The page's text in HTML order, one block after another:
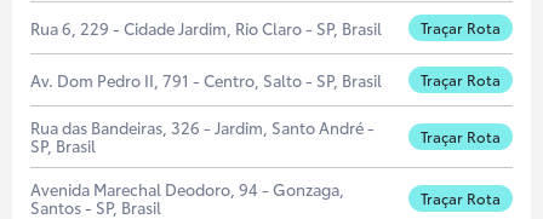
Rua 6, 229 - Cidade Jardim, Rio Claro - SP, Brasil Traçar Rota
Av. Dom Pedro II, 791 - Centro, Salto - SP, Brasil Traçar Rota
Rua das Bandeiras, 326 - Jardim, Santo André -
SP, Brasil
Traçar Rota
Avenida Marechal Deodoro, 94 - Gonzaga,
Santos - SP, Brasil
Traçar Rota